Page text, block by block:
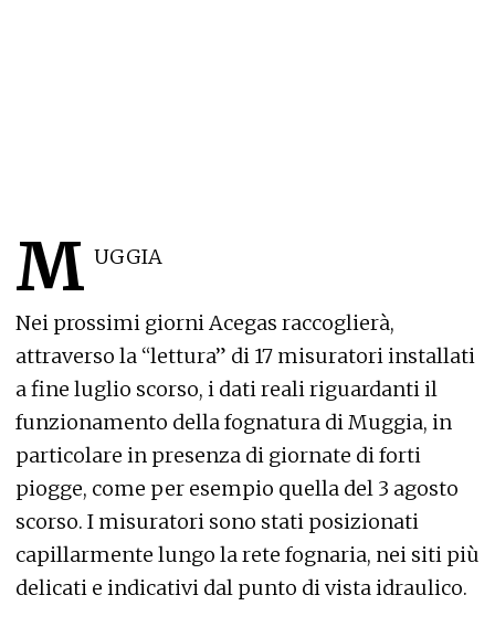
M UGGIA
Nei prossimi giorni Acegas raccoglierà,
attraverso la “lettura” di 17 misuratori installati
a fine luglio scorso, i dati reali riguardanti il
funzionamento della fognatura di Muggia, in
particolare in presenza di giornate di forti
piogge, come per esempio quella del 3 agosto
scorso. I misuratori sono stati posizionati
capillarmente lungo la rete fognaria, nei siti più
delicati e indicativi dal punto di vista idraulico.